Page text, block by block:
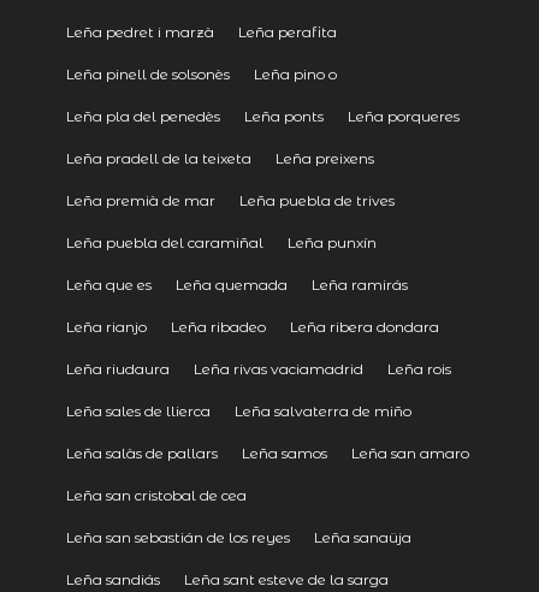
Leña pedret i marzà Leña perafita
Leña pinell de solsonès Leña pino o
Leña pla del penedès Leña ponts Leña porqueres
Leña pradell de la teixeta Leña preixens
Leña premià de mar Leña puebla de trives
Leña puebla del caramiñal Leña punxín
Leña que es Leña quemada Leña ramirás
Leña rianjo Leña ribadeo Leña ribera dondara
Leña riudaura Leña rivas vaciamadrid Leña rois
Leña sales de llierca Leña salvaterra de miño
Leña salàs de pallars Leña samos Leña san amaro
Leña san cristobal de cea
Leña san sebastián de los reyes Leña sanaüja
Leña sandiás Leña sant esteve de la sarga